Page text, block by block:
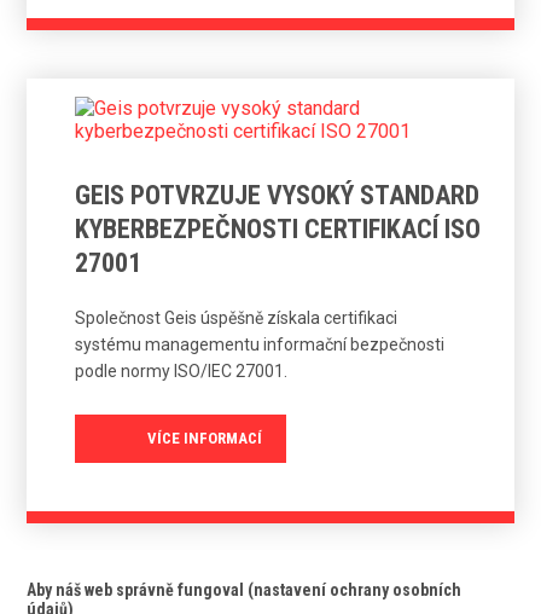
GEIS POTVRZUJE VYSOKÝ STANDARD
KYBERBEZPEČNOSTI CERTIFIKACÍ ISO
27001
Společnost Geis úspěšně získala certifikaci
systému managementu informační bezpečnosti
podle normy ISO/IEC 27001.
VÍCE INFORMACÍ
Aby náš web správně fungoval (nastavení ochrany osobních
údajů)